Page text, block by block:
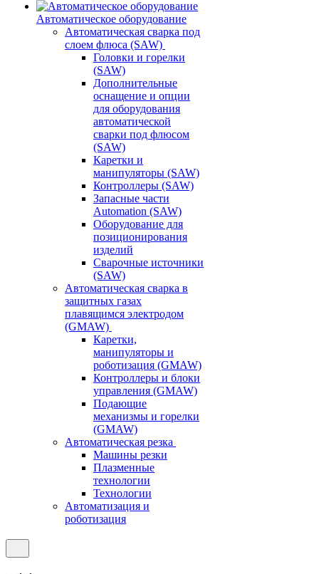
Автоматическое оборудование
Автоматическая сварка под
слоем флюса (SAW)
Головки и горелки
(SAW)
Дополнительные
оснащение и опции
для оборудования
автоматической
сварки под флюсом
(SAW)
Каретки и
манипуляторы (SAW)
Контроллеры (SAW)
Запасные части
Automation (SAW)
Оборудование для
позиционирования
изделий
Сварочные источники
(SAW)
Автоматическая сварка в
защитных газах
плавящимся электродом
(GMAW)
Каретки,
манипуляторы и
роботизация (GMAW)
Контроллеры и блоки
управления (GMAW)
Подающие
механизмы и горелки
(GMAW)
Автоматическая резка
Машины резки
Плазменные
технологии
Технологии
Автоматизация и
роботизация